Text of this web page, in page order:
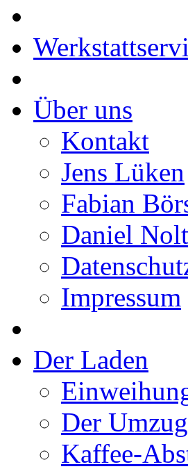
Über uns
Kontakt
Jens Lüken
Fabian
Daniel
Impressum
Der Laden
Der Umzug
Kaffee-